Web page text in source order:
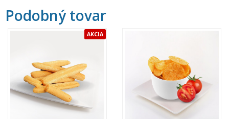
Podobný tovar
AKCIA